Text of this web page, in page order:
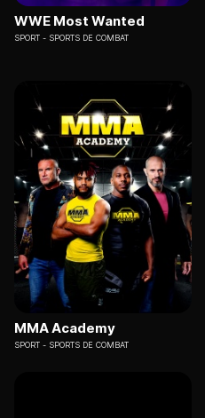
WWE Most Wanted
SPORT SPORTS DE COMBAT
MMA Academy
SPORT SPORTS DE COMBAT